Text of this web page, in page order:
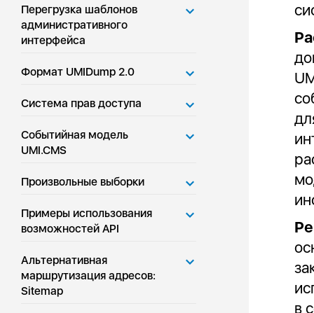
Перегрузка шаблонов
административного
интерфейса
Формат UMIDump 2.0
Система прав доступа
Событийная модель
UMI.CMS
Произвольные выборки
Примеры использования
возможностей API
Альтернативная
маршрутизация адресов:
Sitemap
в